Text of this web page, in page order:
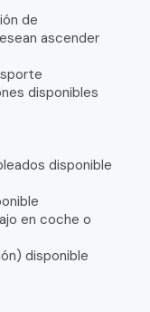
de
ascender
disponibles
disponible
en coche o
disponible